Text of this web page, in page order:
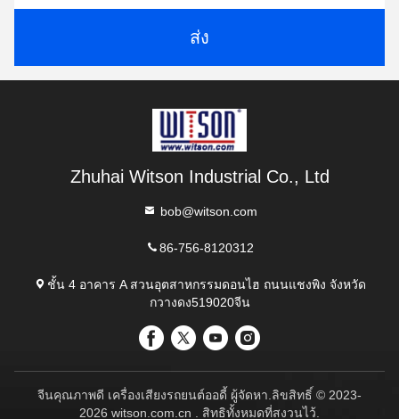
ส่ง
Zhuhai Witson Industrial Co., Ltd
bob@witson.com
86-756-8120312
ชั้น 4 อาคาร A สวนอุตสาหกรรมดอนไฮ ถนนแชงพิง จังหวัด
กวางดง519020จีน
จีนคุณภาพดี เครื่องเสียงรถยนต์ออดี้ ผู้จัดหา.ลิขสิทธิ์ © 2023-
2026 witson.com.cn . สิทธิทั้งหมดที่สงวนไว้.